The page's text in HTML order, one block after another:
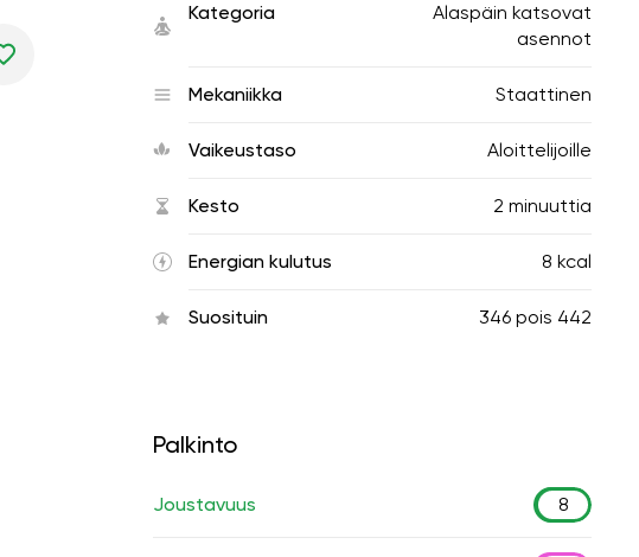
Kategoria
Alaspäin katsovat
asennot
Mekaniikka Staattinen
Vaikeustaso Aloittelijoille
Kesto 2 minuuttia
Energian kulutus 8 kcal
Suosituin 346 pois 442
Palkinto
Joustavuus 8